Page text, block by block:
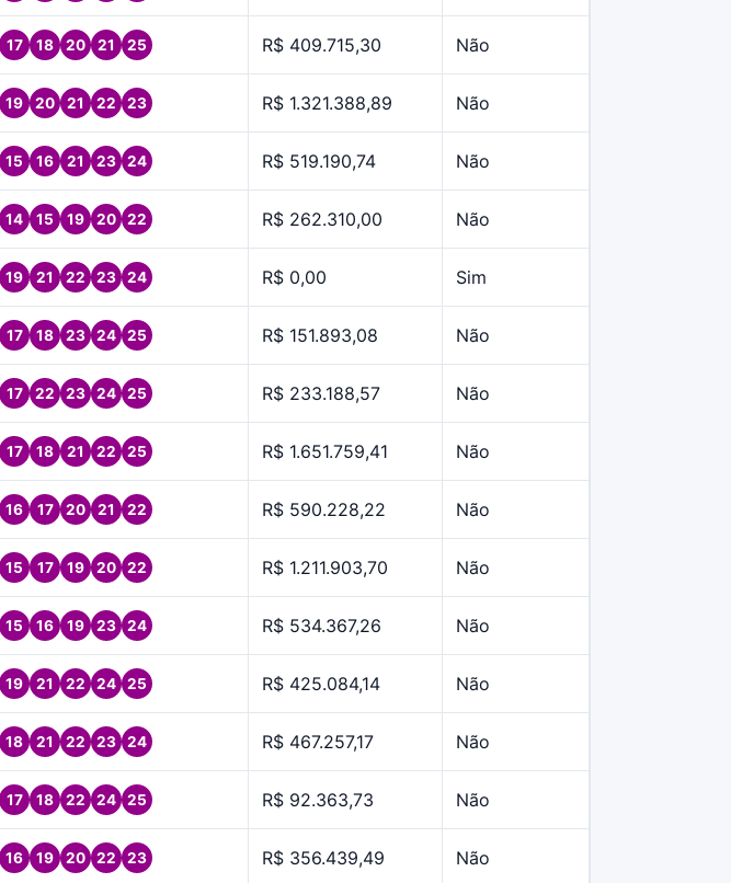
17 18 20 21 25 R$ 409.715,30 Não
19 20 21 22 23 R$ 1.321.388,89 Não
15 16 21 23 24 R$ 519.190,74 Não
14 15 19 20 22 R$ 262.310,00 Não
19 21 22 23 24 R$ 0,00 Sim
17 18 23 24 25 R$ 151.893,08 Não
17 22 23 24 25 R$ 233.188,57 Não
17 18 21 22 25 R$ 1.651.759,41 Não
16 17 20 21 22 R$ 590.228,22 Não
15 17 19 20 22 R$ 1.211.903,70 Não
15 16 19 23 24 R$ 534.367,26 Não
19 21 22 24 25 R$ 425.084,14 Não
18 21 22 23 24 R$ 467.257,17 Não
17 18 22 24 25 R$ 92.363,73 Não
16 19 20 22 23 R$ 356.439,49 Não